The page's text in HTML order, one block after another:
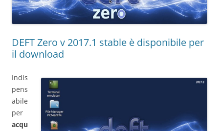
DEFT Zero v 2017.1 stable è disponibile per
il download
Indis
pens
abile
per
acqu